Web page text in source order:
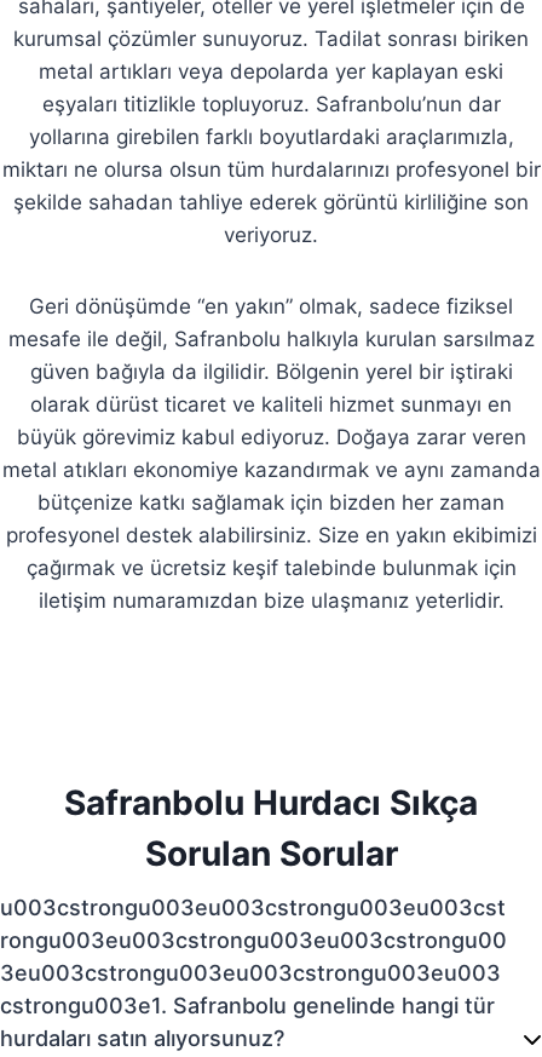
sahaları, şantiyeler, oteller ve yerel işletmeler için de
kurumsal çözümler sunuyoruz. Tadilat sonrası biriken
metal artıkları veya depolarda yer kaplayan eski
eşyaları titizlikle topluyoruz. Safranbolu’nun dar
yollarına girebilen farklı boyutlardaki araçlarımızla,
miktarı ne olursa olsun tüm hurdalarınızı profesyonel bir
şekilde sahadan tahliye ederek görüntü kirliliğine son
veriyoruz.
Geri dönüşümde “en yakın” olmak, sadece fiziksel
mesafe ile değil, Safranbolu halkıyla kurulan sarsılmaz
güven bağıyla da ilgilidir. Bölgenin yerel bir iştiraki
olarak dürüst ticaret ve kaliteli hizmet sunmayı en
büyük görevimiz kabul ediyoruz. Doğaya zarar veren
metal atıkları ekonomiye kazandırmak ve aynı zamanda
bütçenize katkı sağlamak için bizden her zaman
profesyonel destek alabilirsiniz. Size en yakın ekibimizi
çağırmak ve ücretsiz keşif talebinde bulunmak için
iletişim numaramızdan bize ulaşmanız yeterlidir.
Safranbolu Hurdacı Sıkça
Sorulan Sorular
u003cstrongu003eu003cstrongu003eu003cst
rongu003eu003cstrongu003eu003cstrongu00
3eu003cstrongu003eu003cstrongu003eu003
cstrongu003e1. Safranbolu genelinde hangi tür
hurdaları satın alıyorsunuz?